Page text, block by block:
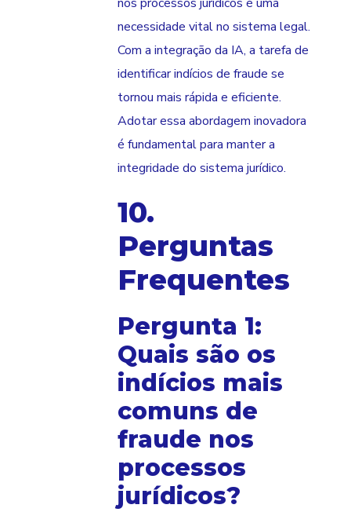
necessidade vital no sistema legal.
Com a integração da IA, a tarefa de
identificar indícios de fraude se
tornou mais rápida e eficiente.
Adotar essa abordagem inovadora
é fundamental para manter a
integridade do sistema jurídico.
10.
Perguntas
Frequentes
Pergunta 1:
Quais são os
indícios mais
comuns de
fraude nos
processos
jurídicos?